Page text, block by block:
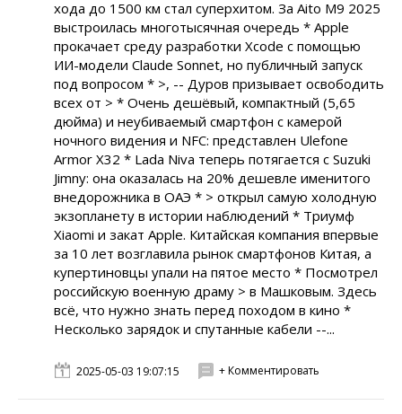
хода до 1500 км стал суперхитом. За Aito M9 2025
выстроилась многотысячная очередь * Apple
прокачает среду разработки Xcode с помощью
ИИ-модели Claude Sonnet, но публичный запуск
под вопросом * >, -- Дуров призывает освободить
всех от > * Очень дешёвый, компактный (5,65
дюйма) и неубиваемый смартфон с камерой
ночного видения и NFC: представлен Ulefone
Armor X32 * Lada Niva теперь потягается с Suzuki
Jimny: она оказалась на 20% дешевле именитого
внедорожника в ОАЭ * > открыл самую холодную
экзопланету в истории наблюдений * Триумф
Xiaomi и закат Apple. Китайская компания впервые
за 10 лет возглавила рынок смартфонов Китая, а
купертиновцы упали на пятое место * Посмотрел
российскую военную драму > в Машковым. Здесь
всё, что нужно знать перед походом в кино *
Несколько зарядок и спутанные кабели --...
2025-05-03 19:07:15 + Комментировать